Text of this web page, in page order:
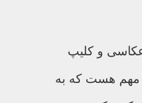
و کلیپ
مهم هست که به